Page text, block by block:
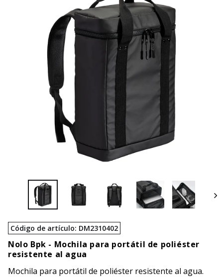
Código de artículo: DM2310402
Nolo Bpk - Mochila para portátil de poliéster
resistente al agua
Mochila para portátil de poliéster resistente al agua.